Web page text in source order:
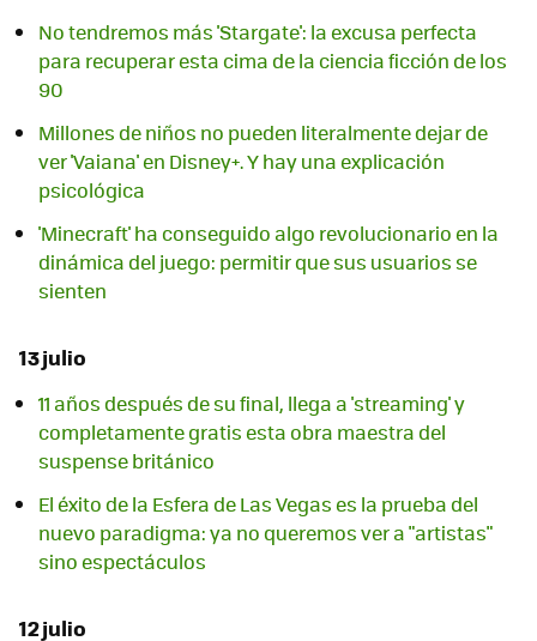
No tendremos más 'Stargate': la excusa perfecta
para recuperar esta cima de la ciencia ficción de los
90
Millones de niños no pueden literalmente dejar de
ver 'Vaiana' en Disney+. Y hay una explicación
psicológica
'Minecraft' ha conseguido algo revolucionario en la
dinámica del juego: permitir que sus usuarios se
sienten
13 julio
11 años después de su final, llega a 'streaming' y
completamente gratis esta obra maestra del
suspense británico
El éxito de la Esfera de Las Vegas es la prueba del
nuevo paradigma: ya no queremos ver a "artistas"
sino espectáculos
12 julio